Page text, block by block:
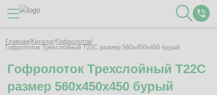
О Компании
Контакты
Главная/Каталог/Гофролоток/
Гофролоток Трехслойный Т22C размер 560x450x450 бурый
Гофролоток Трехслойный Т22C
размер 560x450x450 бурый